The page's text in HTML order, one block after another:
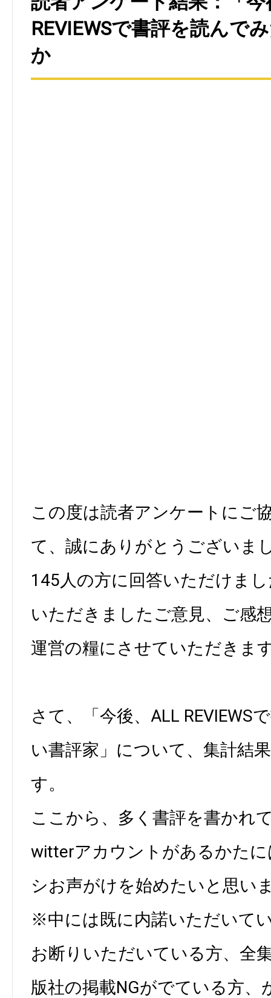
REVIEWSで書評を読んで
か
この度は読者アンケートにご
て、誠にありがとうございま
145人の方に回答いただけま
いただきましたご意見、ご感
運営の糧にさせていただきま
さて、「今後、ALL REVIEWS
い書評家」について、集計結
す。
ここから、多く書評を書かれ
witterアカウントがあるかた
シお声がけを始めたいと思い
※中には既に内諾いただいて
お断りいただいている方、全
版社の掲載NGがでている方、